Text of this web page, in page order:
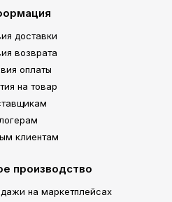
доставки
возврата
оплаты
на товар
клиентам
производство
на маркетплейсах